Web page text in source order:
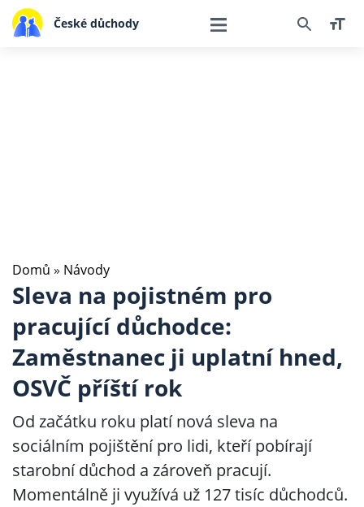
České důchody
Domů » Návody
Sleva na pojistném pro
pracující důchodce:
Zaměstnanec ji uplatní hned,
OSVČ příští rok
Od začátku roku platí nová sleva na
sociálním pojištění pro lidi, kteří pobírají
starobní důchod a zároveň pracují.
Momentálně ji využívá už 127 tisíc důchodců.